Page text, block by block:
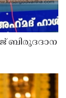
ബിരുദദാന